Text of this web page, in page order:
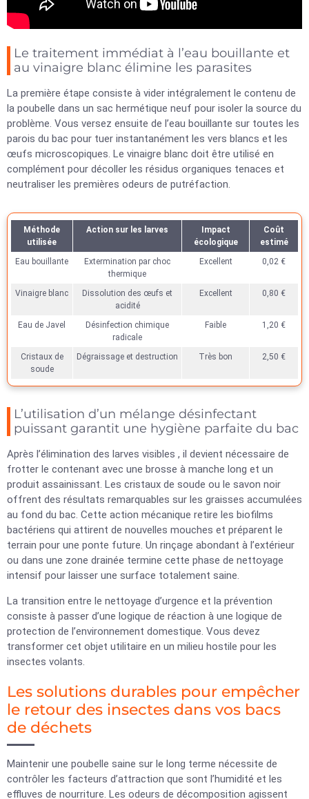
Le traitement immédiat à l’eau bouillante et
au vinaigre blanc élimine les parasites
La première étape consiste à vider intégralement le contenu de
la poubelle dans un sac hermétique neuf pour isoler la source du
problème. Vous versez ensuite de l’eau bouillante sur toutes les
parois du bac pour tuer instantanément les vers blancs et les
œufs microscopiques. Le vinaigre blanc doit être utilisé en
complément pour décoller les résidus organiques tenaces et
neutraliser les premières odeurs de putréfaction.
Méthode
utilisée
Action sur les larves
Impact
écologique
Coût
estimé
Eau bouillante
Extermination par choc
thermique
Excellent 0,02 €
Vinaigre blanc
Dissolution des œufs et
acidité
Excellent 0,80 €
Eau de Javel
Désinfection chimique
radicale
Faible 1,20 €
Cristaux de
soude
Dégraissage et destruction Très bon 2,50 €
L’utilisation d’un mélange désinfectant
puissant garantit une hygiène parfaite du bac
Après l’élimination des larves visibles , il devient nécessaire de
frotter le contenant avec une brosse à manche long et un
produit assainissant. Les cristaux de soude ou le savon noir
offrent des résultats remarquables sur les graisses accumulées
au fond du bac. Cette action mécanique retire les biofilms
bactériens qui attirent de nouvelles mouches et préparent le
terrain pour une ponte future. Un rinçage abondant à l’extérieur
ou dans une zone drainée termine cette phase de nettoyage
intensif pour laisser une surface totalement saine.
La transition entre le nettoyage d’urgence et la prévention
consiste à passer d’une logique de réaction à une logique de
protection de l’environnement domestique. Vous devez
transformer cet objet utilitaire en un milieu hostile pour les
insectes volants.
Les solutions durables pour empêcher
le retour des insectes dans vos bacs
de déchets
Maintenir une poubelle saine sur le long terme nécessite de
contrôler les facteurs d’attraction que sont l’humidité et les
effluves de nourriture. Les odeurs de décomposition agissent